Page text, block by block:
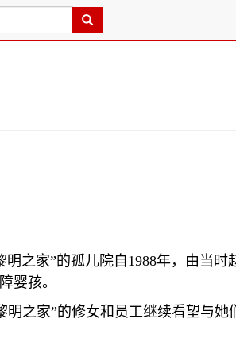
明之家”的孤儿院自 1988年，由当时
婴孩。
明之家”的修女和员工继续看望与她